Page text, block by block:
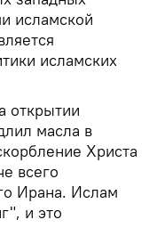
исламской
исламских
открытии
масла в
Христа
всего
Ирана. Ислам
и это